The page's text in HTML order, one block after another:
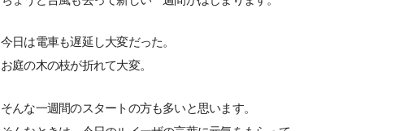
今日は電車も遅延し大変だった。
お庭の木の枝が折れて大変。
そんな一週間のスタートの方も多いと思います。